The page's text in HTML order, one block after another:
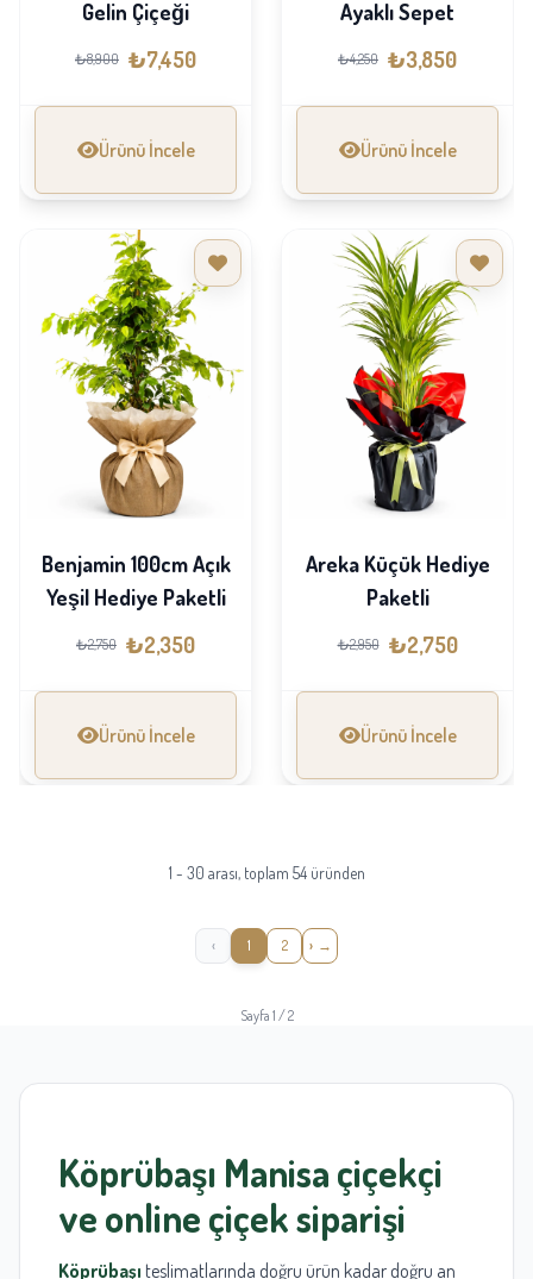
Gelin Çiçeği
₺8,900 ₺7,450
Ürünü İncele
Ayaklı Sepet
₺4,250 ₺3,850
Ürünü İncele
Benjamin 100cm Açık
Yeşil Hediye Paketli
₺2,750 ₺2,350
Ürünü İncele
Areka Küçük Hediye
Paketli
₺2,950 ₺2,750
Ürünü İncele
1 - 30 arası, toplam 54 üründen
‹ 1 2 ›
Sayfa 1 / 2
Köprübaşı Manisaçiçekçi
veonline çiçek siparişi
Köprübaşı teslimatlarında doğru ürün kadar doğru an